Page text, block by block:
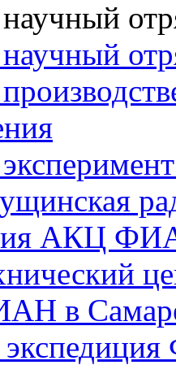
научный
научный
АКЦ
в